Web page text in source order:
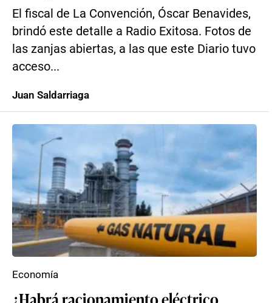
El fiscal de La Convención, Óscar Benavides,
brindó este detalle a Radio Exitosa. Fotos de
las zanjas abiertas, a las que este Diario tuvo
acceso...
Juan Saldarriaga
Economía